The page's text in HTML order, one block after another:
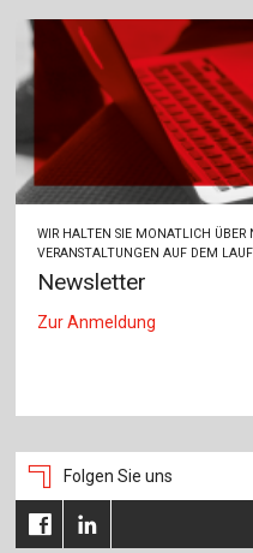
WIR HALTEN SIE MONATLICH ÜBER
VERANSTALTUNGEN AUF DEM
Newsletter
Zur Anmeldung
Folgen Sie uns